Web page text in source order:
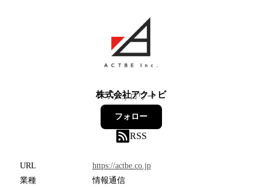
株式会社アクトビ
7フォロワー
フォロー
RSS
URL
https://actbe.co.jp
業種
情報通信